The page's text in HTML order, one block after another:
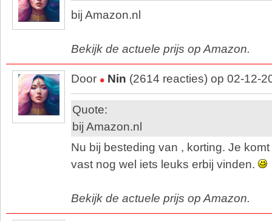
bij Amazon.nl
Bekijk de actuele prijs op Amazon.
Door Nin (2614 reacties) op 02-12-
Quote:
bij Amazon.nl
Nu bij besteding van , korting. Je
vast nog wel iets leuks erbij vinden.
Bekijk de actuele prijs op Amazon.